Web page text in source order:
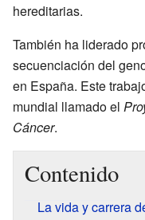
hereditarias.
También ha liderado
secuenciación del
en España. Este
mundial llamado el
Cáncer.
Contenido
La vida y carrera